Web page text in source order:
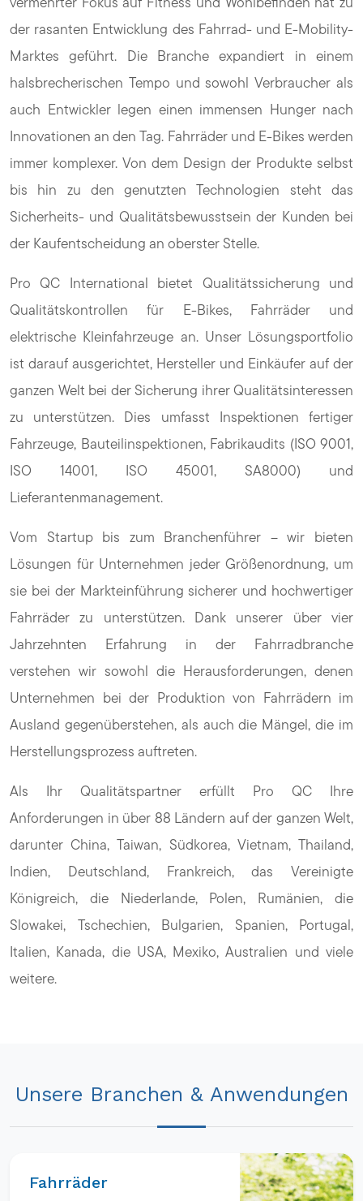
der rasanten Entwicklung des Fahrrad- und E-Mobility-
Marktes geführt. Die Branche expandiert in einem
halsbrecherischen Tempo und sowohl Verbraucher als
auch Entwickler legen einen immensen Hunger nach
Innovationen an den Tag. Fahrräder und E-Bikes werden
immer komplexer. Von dem Design der Produkte selbst
bis hin zu den genutzten Technologien steht das
Sicherheits- und Qualitätsbewusstsein der Kunden bei
der Kaufentscheidung an oberster Stelle.
Pro QC International bietet Qualitätssicherung und
Qualitätskontrollen für E-Bikes, Fahrräder und
elektrische Kleinfahrzeuge an. Unser Lösungsportfolio
ist darauf ausgerichtet, Hersteller und Einkäufer auf der
ganzen Welt bei der Sicherung ihrer Qualitätsinteressen
zu unterstützen. Dies umfasst Inspektionen fertiger
Fahrzeuge, Bauteilinspektionen, Fabrikaudits (ISO 9001,
ISO 14001, ISO 45001, SA8000) und
Lieferantenmanagement.
Vom Startup bis zum Branchenführer – wir bieten
Lösungen für Unternehmen jeder Größenordnung, um
sie bei der Markteinführung sicherer und hochwertiger
Fahrräder zu unterstützen. Dank unserer über vier
Jahrzehnten Erfahrung in der Fahrradbranche
verstehen wir sowohl die Herausforderungen, denen
Unternehmen bei der Produktion von Fahrrädern im
Ausland gegenüberstehen, als auch die Mängel, die im
Herstellungsprozess auftreten.
Als Ihr Qualitätspartner erfüllt Pro QC Ihre
Anforderungen in über 88 Ländern auf der ganzen Welt,
darunter China, Taiwan, Südkorea, Vietnam, Thailand,
Indien, Deutschland, Frankreich, das Vereinigte
Königreich, die Niederlande, Polen, Rumänien, die
Slowakei, Tschechien, Bulgarien, Spanien, Portugal,
Italien, Kanada, die USA, Mexiko, Australien und viele
weitere.
Unsere Branchen & Anwendungen
Fahrräder